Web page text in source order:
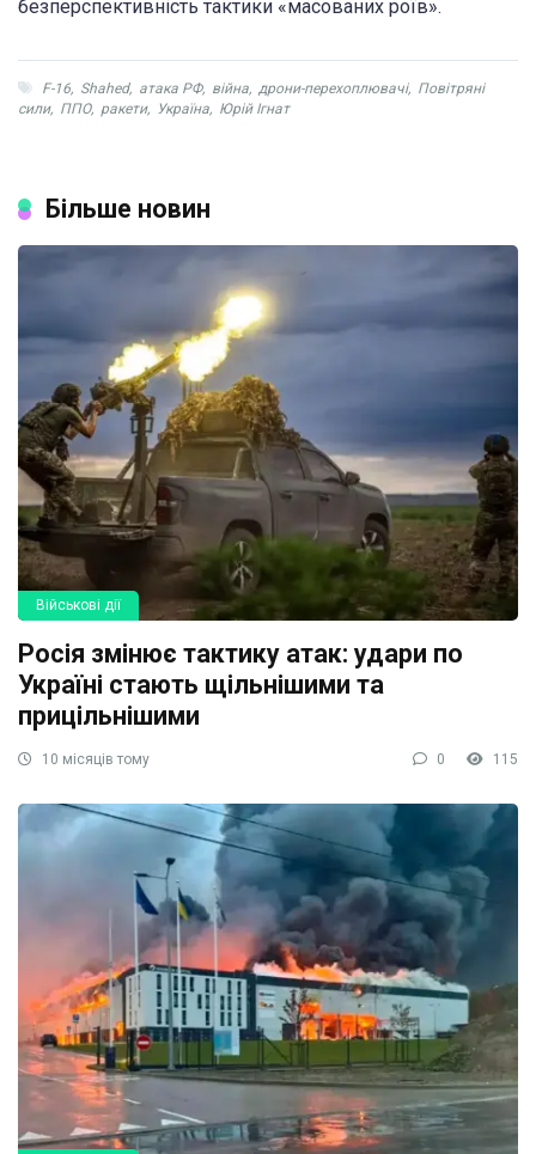
безперспективність тактики «масованих роїв».
F-16, Shahed, атака РФ, війна, дрони-перехоплювачі, Повітряні
сили, ППО, ракети, Україна, Юрій Ігнат
Більше новин
Військові дії
Росія змінює тактику атак: удари по
Україні стають щільнішими та
прицільнішими
10 місяців тому 0 115